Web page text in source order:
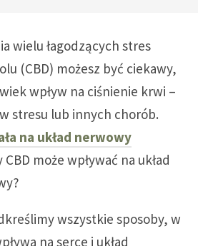
wielu łagodzących stres
(CBD) możesz być ciekawy,
wpływ na ciśnienie krwi –
stresu lub innych chorób.
na układ nerwowy
CBD może wpływać na układ
wszystkie sposoby, w
na serce i układ